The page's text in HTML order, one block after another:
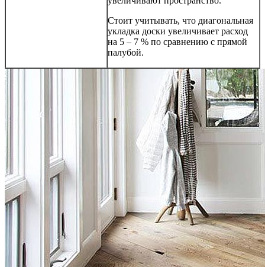
Стоит учитывать, что диагональная
укладка доски увеличивает расход
на 5 – 7 % по сравнению с прямой
палубой.